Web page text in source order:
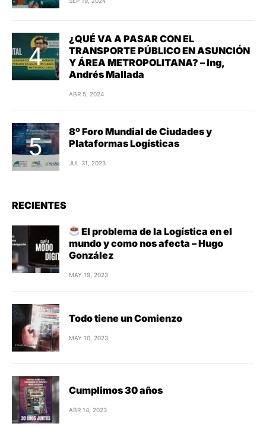
¿QUÉ VA A PASAR CON EL
TRANSPORTE PÚBLICO EN ASUNCIÓN
Y ÁREA METROPOLITANA? – Ing,
Andrés Mallada
ABR 5, 2024
8º Foro Mundial de Ciudades y
Plataformas Logísticas
JUL 31, 2023
RECIENTES
El problema de la Logística en el
mundo y como nos afecta – Hugo
González
MAY 19, 2023
Todo tiene un Comienzo
MAY 10, 2023
Cumplimos 30 años
ABR 14, 2023